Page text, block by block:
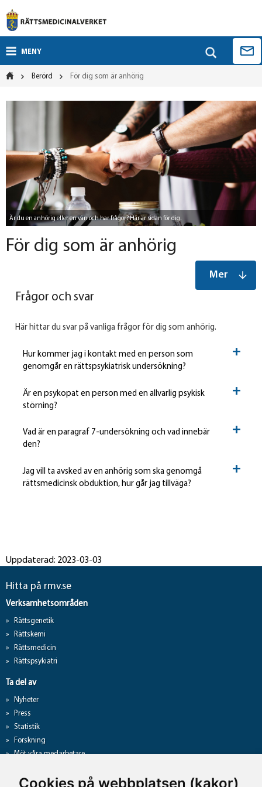
Cookies på webbplatsen (kakor)
MENY
Berörd För dig som är anhörig
Är du en anhörig eller en vän och har frågor? Här är sidan för dig.
För dig som är anhörig
Mer
Frågor och svar
Här hittar du svar på vanliga frågor för dig som anhörig.
Hur kommer jag i kontakt med en person som
genomgår en rättspsykiatrisk undersökning?
Är en psykopat en person med en allvarlig psykisk
störning?
Vad är en paragraf 7-undersökning och vad innebär
den?
Jag vill ta avsked av en anhörig som ska genomgå
rättsmedicinsk obduktion, hur går jag tillväga?
Uppdaterad: 2023-03-03
Hitta på rmv.se
Verksamhetsområden
Rättsgenetik
Rättskemi
Rättsmedicin
Rättspsykiatri
Ta del av
Nyheter
Press
Statistik
Forskning
Möt våra medarbetare
Gå direkt till